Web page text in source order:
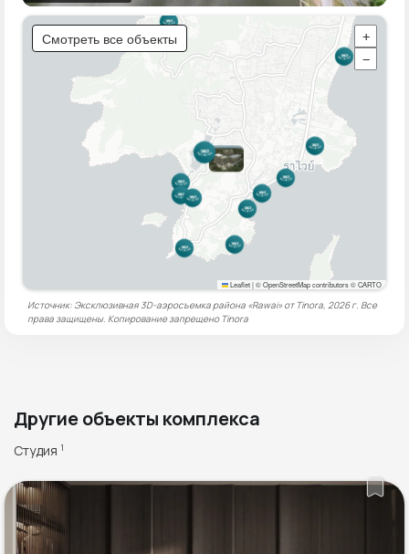
Смотреть все объекты
+
−
Leaflet|© OpenStreetMap contributors © CARTO
Источник: Эксклюзивная 3D-аэросъемка района «Rawai» от Tinora, 2026 г. Все
права защищены. Копирование запрещено Tinora
Другие объекты комплекса
Студия 1